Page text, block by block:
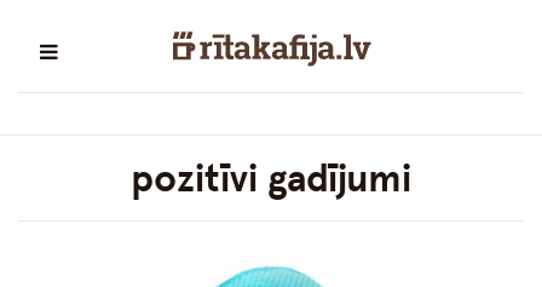
pozitīvi gadījumi